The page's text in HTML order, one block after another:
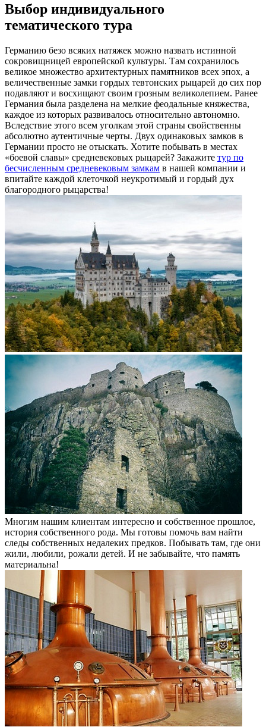
Выбор индивидуального
тематического тура
Германию безо всяких натяжек можно назвать истинной
сокровищницей европейской культуры. Там сохранилось
великое множество архитектурных памятников всех эпох, а
величественные замки гордых тевтонских рыцарей до сих пор
подавляют и восхищают своим грозным великолепием. Ранее
Германия была разделена на мелкие феодальные княжества,
каждое из которых развивалось относительно автономно.
Вследствие этого всем уголкам этой страны свойственны
абсолютно аутентичные черты. Двух одинаковых замков в
Германии просто не отыскать. Хотите побывать в местах
«боевой славы» средневековых рыцарей? Закажите тур по
бесчисленным средневековым замкам в нашей компании и
впитайте каждой клеточкой неукротимый и гордый дух
благородного рыцарства!
Многим нашим клиентам интересно и собственное прошлое,
история собственного рода. Мы готовы помочь вам найти
следы собственных недалеких предков. Побывать там, где они
жили, любили, рожали детей. И не забывайте, что память
материальна!